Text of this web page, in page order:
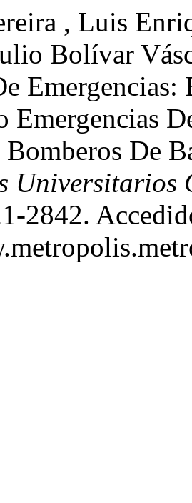
, Luis
Bolívar
Emergencias:
Emergencias
Bomberos De
Universitarios
2842.